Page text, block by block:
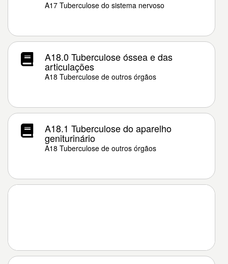
A17 Tuberculose do sistema nervoso
A18.0 Tuberculose óssea e das
articulações
A18 Tuberculose de outros órgãos
A18.1 Tuberculose do aparelho
geniturinário
A18 Tuberculose de outros órgãos